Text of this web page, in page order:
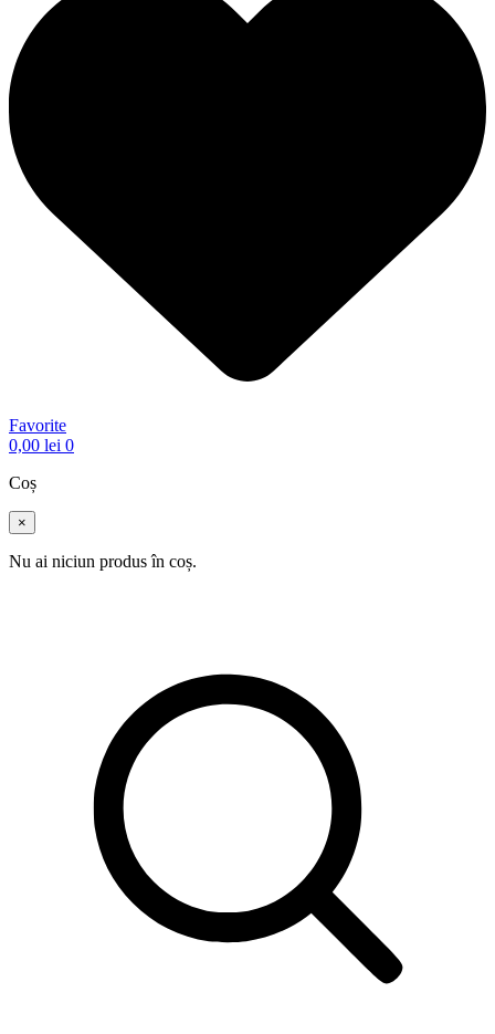
Favorite
0,00 lei 0
Coș
×
Nu ai niciun produs în coș.